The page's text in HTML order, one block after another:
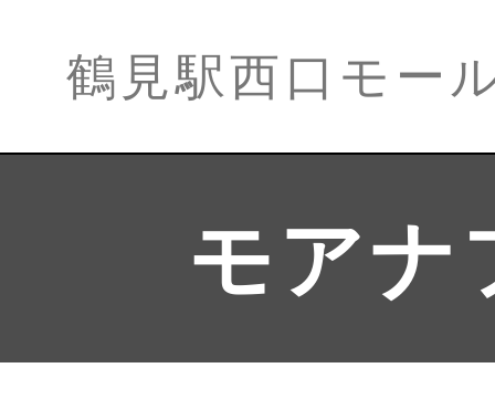
鶴見駅西口モー
モアナ